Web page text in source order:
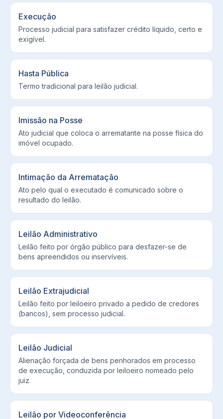
Execução
Processo judicial para satisfazer crédito líquido, certo e
exigível.
Hasta Pública
Termo tradicional para leilão judicial.
Imissão na Posse
Ato judicial que coloca o arrematante na posse física do
imóvel ocupado.
Intimação da Arrematação
Ato pelo qual o executado é comunicado sobre o
resultado do leilão.
Leilão Administrativo
Leilão feito por órgão público para desfazer-se de
bens apreendidos ou inservíveis.
Leilão Extrajudicial
Leilão feito por leiloeiro privado a pedido de credores
(bancos), sem processo judicial.
Leilão Judicial
Alienação forçada de bens penhorados em processo
de execução, conduzida por leiloeiro nomeado pelo
juiz.
Leilão por Videoconferência